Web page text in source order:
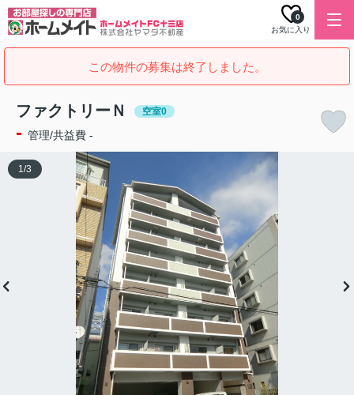
お気に入り
0
この物件の募集は終了しました。
ファクトリーＮ 空室0
- 管理/共益費 -
1/3